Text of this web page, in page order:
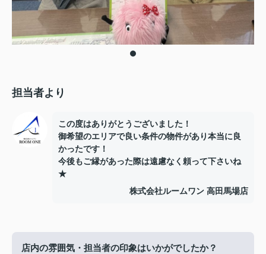
担当者より
この度はありがとうございました！
御希望のエリアで良い条件の物件があり本当に良
かったです！
今後もご縁があった際は遠慮なく頼って下さいね
★
株式会社ルームワン 高田馬場店
店内の雰囲気・担当者の印象はいかがでしたか？